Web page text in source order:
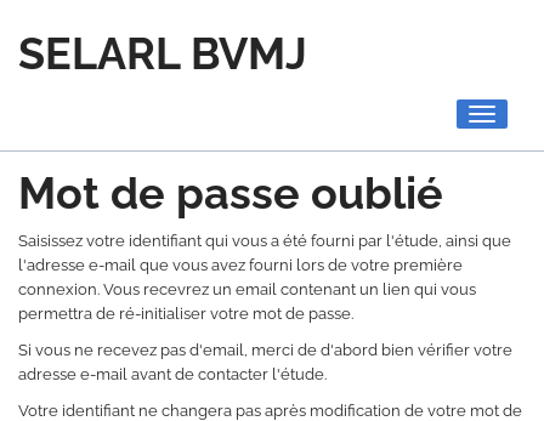
SELARL BVMJ
Toggle
Mot de passe oublié
Saisissez votre identifiant qui vous a été fourni par l'étude, ainsi que
l'adresse e-mail que vous avez fourni lors de votre première
connexion. Vous recevrez un email contenant un lien qui vous
permettra de ré-initialiser votre mot de passe.
Si vous ne recevez pas d'email, merci de d'abord bien vérifier votre
adresse e-mail avant de contacter l'étude.
Votre identifiant ne changera pas après modification de votre mot de